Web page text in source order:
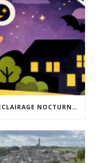
ACCEPTABILITÉ SOCIALE DE L’ÉCLAIRAGE NOCTURNE : LE REPLAY EST DISPONIBLE